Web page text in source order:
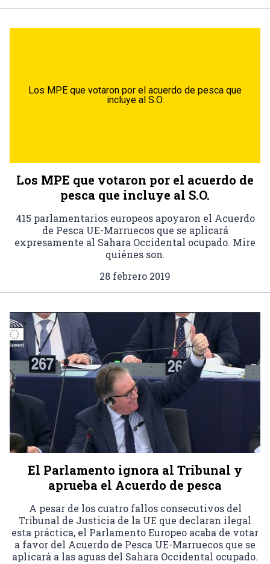
Los MPE que votaron por el acuerdo de pesca que
incluye al S.O.
Los MPE que votaron por el acuerdo de
pesca que incluye al S.O.
415 parlamentarios europeos apoyaron el Acuerdo
de Pesca UE-Marruecos que se aplicará
expresamente al Sahara Occidental ocupado. Mire
quiénes son.
28 febrero 2019
El Parlamento ignora al Tribunal y
aprueba el Acuerdo de pesca
A pesar de los cuatro fallos consecutivos del
Tribunal de Justicia de la UE que declaran ilegal
esta práctica, el Parlamento Europeo acaba de votar
a favor del Acuerdo de Pesca UE-Marruecos que se
aplicará a las aguas del Sahara Occidental ocupado.